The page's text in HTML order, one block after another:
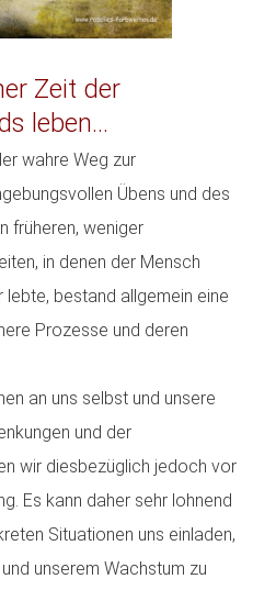
Zeit der
leben...
wahre Weg zur
Übens und des
In früheren, weniger
in denen der Mensch
lebte, bestand allgemein eine
Prozesse und deren
an uns selbst und unsere
und der
wir diesbezüglich jedoch vor
Es kann daher sehr lohnend
Situationen uns einladen,
unserem Wachstum zu